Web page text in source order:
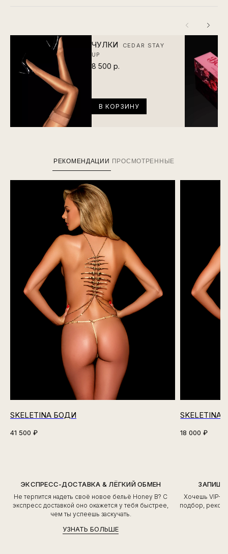
ЧУЛКИ
CEDAR STAY
UP
8 500 р.
В КОРЗИНУ
РЕКОМЕНДАЦИИ ПРОСМОТРЕННЫЕ
SKELETINA БОДИ
41 500 ₽ 18 000 ₽
ЭКСПРЕСС-ДОСТАВКА & ЛЁГКИЙ ОБМЕН
Не терпится надеть своё новое бельё Honey B? С
экспресс доставкой оно окажется у тебя быстрее,
чем ты успеешь заскучать.
УЗНАТЬ БОЛЬШЕ
Хочешь VIP-
подбор,